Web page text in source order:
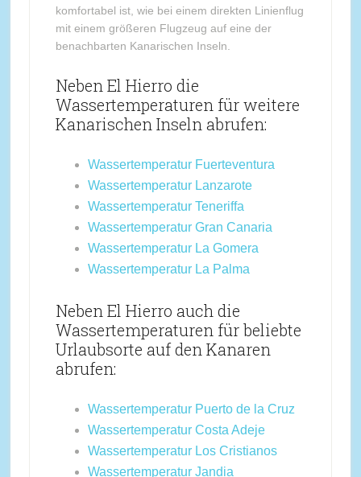
komfortabel ist, wie bei einem direkten Linienflug
mit einem größeren Flugzeug auf eine der
benachbarten Kanarischen Inseln.
Neben El Hierro die
Wassertemperaturen für weitere
Kanarischen Inseln abrufen:
Wassertemperatur Fuerteventura
Wassertemperatur Lanzarote
Wassertemperatur Teneriffa
Wassertemperatur Gran Canaria
Wassertemperatur La Gomera
Wassertemperatur La Palma
Neben El Hierro auch die
Wassertemperaturen für beliebte
Urlaubsorte auf den Kanaren
abrufen:
Wassertemperatur Puerto de la Cruz
Wassertemperatur Costa Adeje
Wassertemperatur Los Cristianos
Wassertemperatur Jandia